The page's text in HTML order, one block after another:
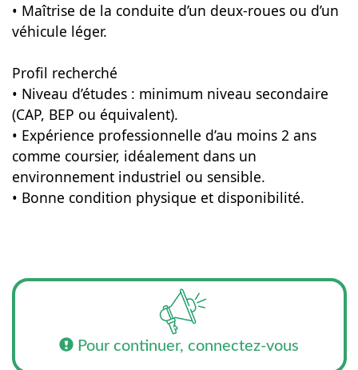
• Maîtrise de la conduite d’un deux-roues ou d’un
véhicule léger.
Profil recherché
• Niveau d’études : minimum niveau secondaire
(CAP, BEP ou équivalent).
• Expérience professionnelle d’au moins 2 ans
comme coursier, idéalement dans un
environnement industriel ou sensible.
• Bonne condition physique et disponibilité.
Pour continuer, connectez-vous